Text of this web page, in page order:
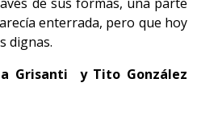
enterrada, pero que hoy
dignas.
Grisanti y Tito González